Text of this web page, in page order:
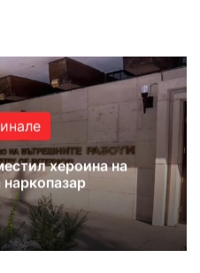
хероина на